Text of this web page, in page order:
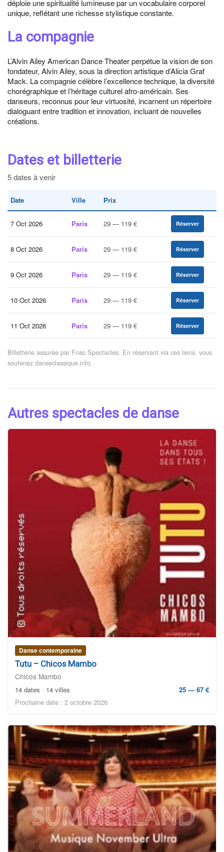
déploie une spiritualité lumineuse par un vocabulaire corporel
unique, reflétant une richesse stylistique constante.
La compagnie
L’Alvin Ailey American Dance Theater perpétue la vision de son
fondateur, Alvin Ailey, sous la direction artistique d’Alicia Graf
Mack. La compagnie célèbre l’excellence technique, la diversité
chorégraphique et l’héritage culturel afro-américain. Ses
danseurs, reconnus pour leur virtuosité, incarnent un répertoire
dialoguant entre tradition et innovation, incluant de nouvelles
créations.
Dates et billetterie
5 dates à venir
Date Ville Prix
7 Oct 2026 Paris 29 — 119 € Réserver
8 Oct 2026 Paris 29 — 119 € Réserver
9 Oct 2026 Paris 29 — 119 € Réserver
10 Oct 2026 Paris 29 — 119 € Réserver
11 Oct 2026 Paris 29 — 119 € Réserver
Billetterie assurée par Fnac Spectacles. En réservant via ces liens, vous
soutenez danseclassique.info.
Autres spectacles de danse
Danse contemporaine
Tutu – Chicos Mambo
Chicos Mambo
14 dates · 14 villes
25 — 67 €
Prochaine date : 2 octobre 2026